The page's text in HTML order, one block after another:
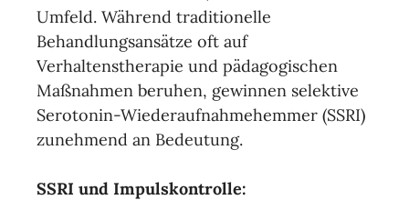
Umfeld. Während traditionelle
Behandlungsansätze oft auf
Verhaltenstherapie und pädagogischen
Maßnahmen beruhen, gewinnen selektive
Serotonin-Wiederaufnahmehemmer (SSRI)
zunehmend an Bedeutung.
SSRI und Impulskontrolle: